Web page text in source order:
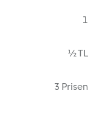
1
½ TL
3 Prisen